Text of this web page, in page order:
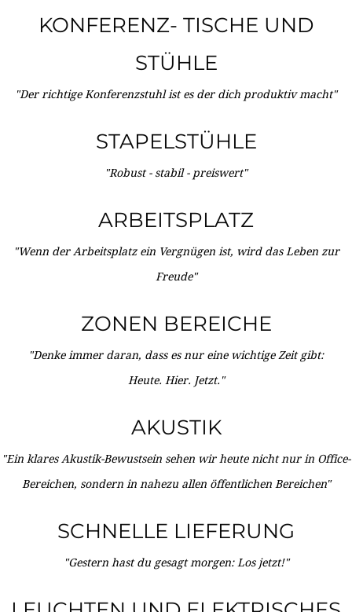
KONFERENZ- TISCHE UND
STÜHLE
"Der richtige Konferenzstuhl ist es der dich produktiv macht"
STAPELSTÜHLE
"Robust - stabil - preiswert"
ARBEITSPLATZ
"Wenn der Arbeitsplatz ein Vergnügen ist, wird das Leben zur
Freude"
ZONEN BEREICHE
"Denke immer daran, dass es nur eine wichtige Zeit gibt:
Heute. Hier. Jetzt."
AKUSTIK
"Ein klares Akustik-Bewustsein sehen wir heute nicht nur in Office-
Bereichen, sondern in nahezu allen öffentlichen Bereichen"
SCHNELLE LIEFERUNG
"Gestern hast du gesagt morgen: Los jetzt!"